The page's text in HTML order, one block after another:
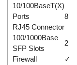
10/100BaseT(X)
Ports
RJ45 Connector
8
100/1000Base
SFP Slots
2
Firewall
✓